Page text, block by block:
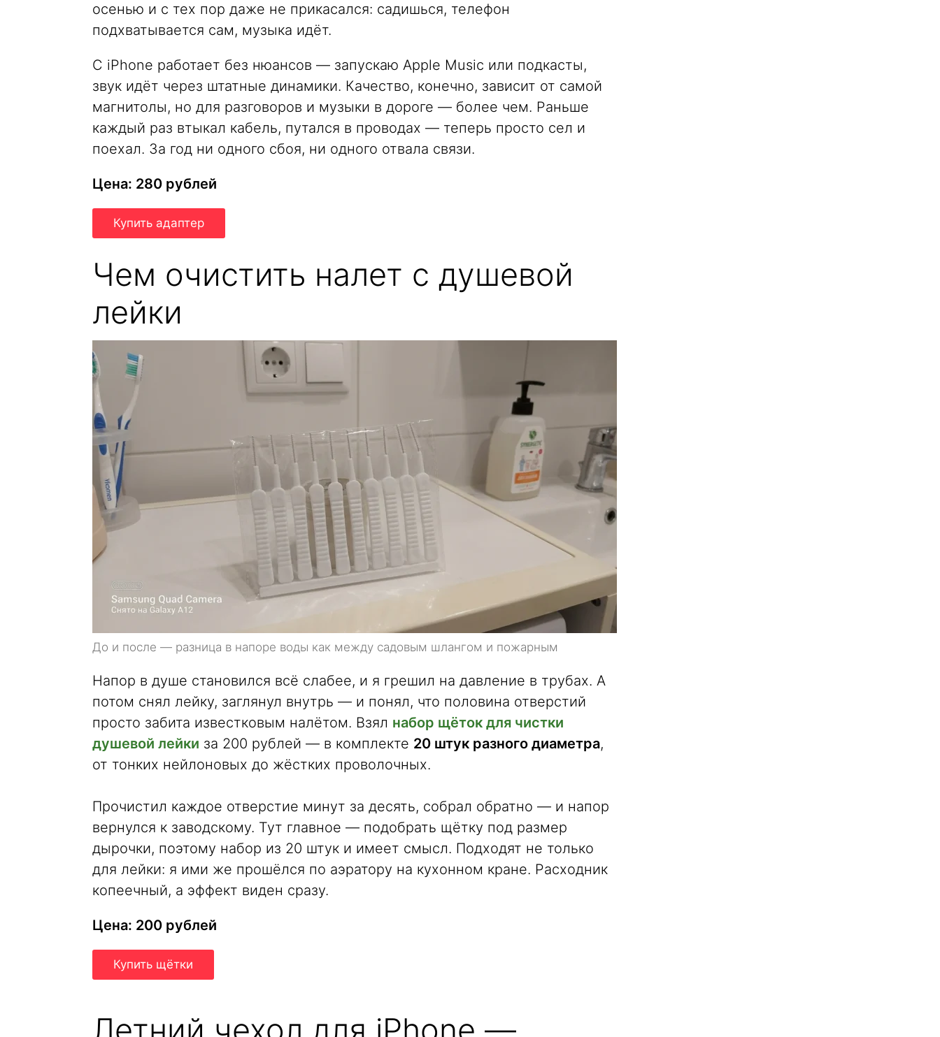
осенью и с тех пор даже не прикасался: садишься, телефон
подхватывается сам, музыка идёт.
С iPhone работает без нюансов — запускаю Apple Music или подкасты,
звук идёт через штатные динамики. Качество, конечно, зависит от самой
магнитолы, но для разговоров и музыки в дороге — более чем. Раньше
каждый раз втыкал кабель, путался в проводах — теперь просто сел и
поехал. За год ни одного сбоя, ни одного отвала связи.
Цена: 280 рублей
Купить адаптер
Чем очистить налет с душевой
лейки
До и после — разница в напоре воды как между садовым шлангом и пожарным
Напор в душе становился всё слабее, и я грешил на давление в трубах. А
потом снял лейку, заглянул внутрь — и понял, что половина отверстий
просто забита известковым налётом. Взял набор щёток для чистки
душевой лейки за 200 рублей — в комплекте 20 штук разного диаметра,
от тонких нейлоновых до жёстких проволочных.
Прочистил каждое отверстие минут за десять, собрал обратно — и напор
вернулся к заводскому. Тут главное — подобрать щётку под размер
дырочки, поэтому набор из 20 штук и имеет смысл. Подходят не только
для лейки: я ими же прошёлся по аэратору на кухонном кране. Расходник
копеечный, а эффект виден сразу.
Цена: 200 рублей
Купить щётки